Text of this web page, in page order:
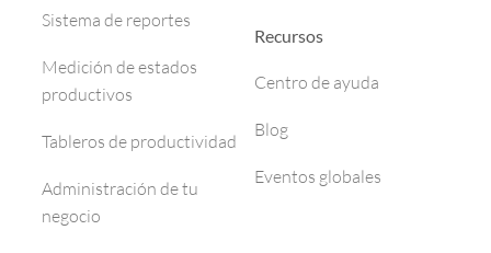
Sistema de reportes
Medición de estados
productivos
Tableros de productividad
Administración de tu
negocio
Recursos
Centro de ayuda
Blog
Eventos globales